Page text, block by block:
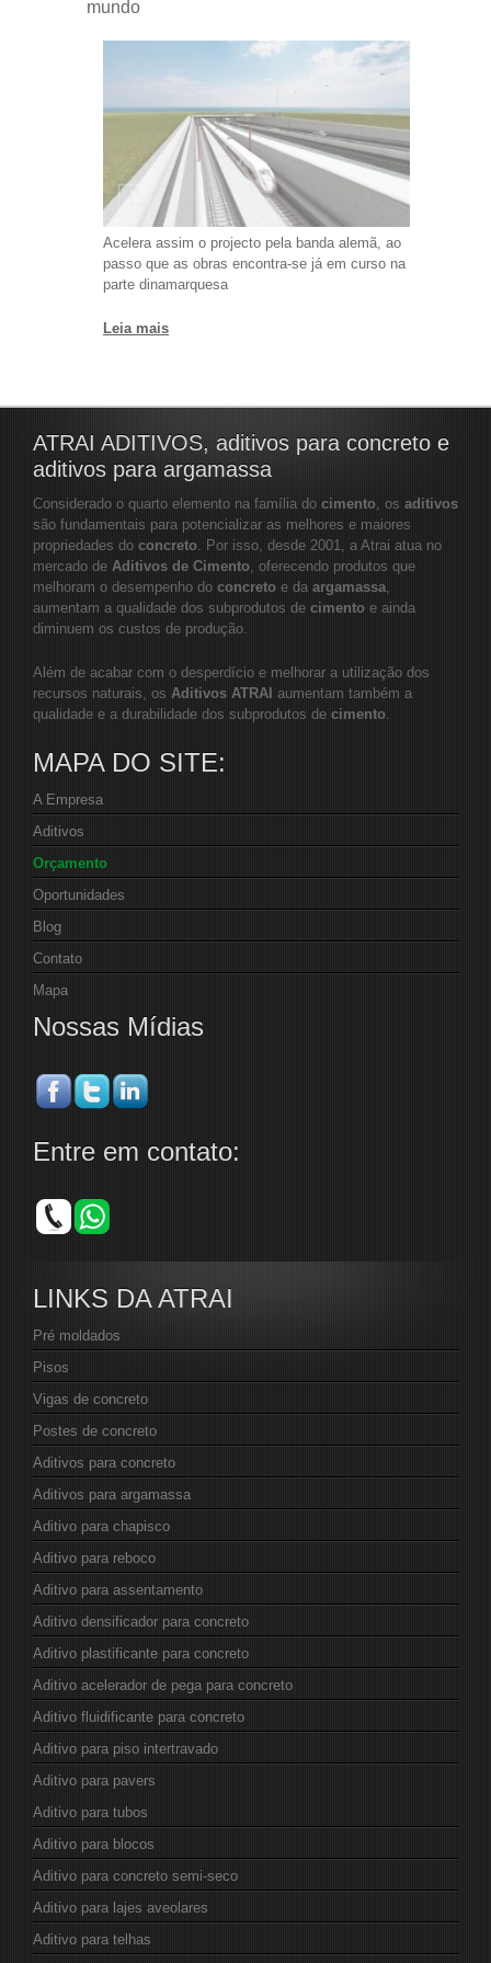
mundo
Acelera assim o projecto pela banda alemã, ao
passo que as obras encontra-se já em curso na
parte dinamarquesa
Leia mais
ATRAI ADITIVOS, aditivos para concreto e
aditivos para argamassa
Considerado o quarto elemento na família do cimento , os aditivos
são fundamentais para potencializar as melhores e maiores
propriedades do concreto . Por isso, desde 2001, a Atrai atua no
mercado de Aditivos de Cimento , oferecendo produtos que
melhoram o desempenho do concreto e da argamassa
aumentam a qualidade dos subprodutos de cimento e ainda
diminuem os custos de produção.
Além de acabar com o desperdício e melhorar a utilização dos
recursos naturais, os Aditivos ATRAI aumentam também a
qualidade e a durabilidade dos subprodutos de cimento
MAPA DO SITE:
A Empresa
Aditivos
Orçamento
Oportunidades
Blog
Contato
Mapa
Nossas Mídias
Entre em contato:
LINKS DA ATRAI
Pré moldados
Pisos
Vigas de concreto
Postes de concreto
Aditivos para concreto
Aditivos para argamassa
Aditivo para chapisco
Aditivo para reboco
Aditivo para assentamento
Aditivo densificador para concreto
Aditivo plastificante para concreto
Aditivo acelerador de pega para concreto
Aditivo fluidificante para concreto
Aditivo para piso intertravado
Aditivo para pavers
Aditivo para tubos
Aditivo para blocos
Aditivo para concreto semi-seco
Aditivo para lajes aveolares
Aditivo para telhas